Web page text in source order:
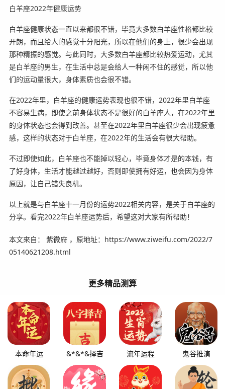
白羊座2022年健康运势
白羊座健康状态一直以来都很不错，毕竟大多数白羊座性格都比较
开朗，而且给人的感觉十分阳光，所以在他们的身上，很少会出现
那种精振的感觉。与此同时，大多数白羊座都比较热爱运动，尤其
是白羊座的男生，在生活中总是会给人一种闲不住的感觉，所以他
们的运动量很大，身体素质也会很不错。
在2022年里，白羊座的健康运势表现也很不错，2022年里白羊座
不容易生病，即使之前身体状态不是很好的白羊座人，在2022年里
的身体状态也会得到改善。甚至在2022年里白羊座很少会出现疲惫
感，这样的状态对于白羊座，在2022年的生活会有很大帮助。
不过即使如此，白羊座也不能掉以轻心，毕竟身体才是的本钱，有
了好身体，生活才能越过越好，否则即使拥有好运，也会因为身体
原因，让自己错失良机。
以上就是与白羊座十一月份的运势2022相关内容，是关于白羊座的
分享。看完2022年白羊座运势后，希望这对大家有所帮助！
本文來自： 紫微府 ，原地址：https://www.ziweifu.com/2022/7
05140621208.html
更多精品测算
本命年运 &*&*&择吉 流年运程 鬼谷推演